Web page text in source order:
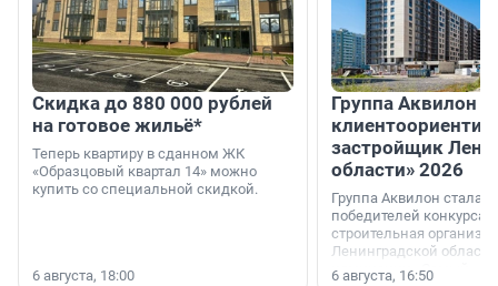
Скидка до 880 000 рублей
на готовое жильё*
Теперь квартиру в сданном ЖК
«Образцовый квартал 14» можно
купить со специальной скидкой.
6 августа, 18:00
Группа Аквилон
застройщик
области» 2026
Группа Аквилон стала
победителей конкурса
строительная
Ленинградской области
номинации «Самый
6 августа, 16:50